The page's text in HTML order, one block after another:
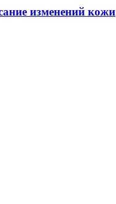
изменений кожи